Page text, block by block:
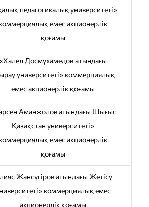
педагогикалық университеті»
емес акционерлік
қоғамы
Досмұхамедов атындағы
университеті» коммерциялық
емес акционерлік қоғамы
Аманжолов атындағы Шығыс
Қазақстан университеті»
емес акционерлік
қоғамы
Жансүгіров атындағы Жетісу
коммерциялық емес
акционерлік қоғамы